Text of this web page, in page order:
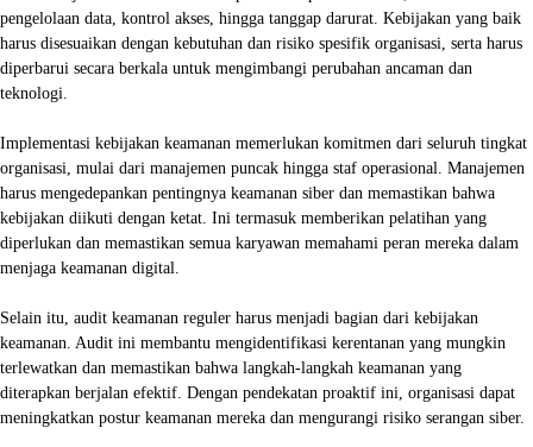
pengelolaan data, kontrol akses, hingga tanggap darurat. Kebijakan yang baik
harus disesuaikan dengan kebutuhan dan risiko spesifik organisasi, serta harus
diperbarui secara berkala untuk mengimbangi perubahan ancaman dan
teknologi.
Implementasi kebijakan keamanan memerlukan komitmen dari seluruh tingkat
organisasi, mulai dari manajemen puncak hingga staf operasional. Manajemen
harus mengedepankan pentingnya keamanan siber dan memastikan bahwa
kebijakan diikuti dengan ketat. Ini termasuk memberikan pelatihan yang
diperlukan dan memastikan semua karyawan memahami peran mereka dalam
menjaga keamanan digital.
Selain itu, audit keamanan reguler harus menjadi bagian dari kebijakan
keamanan. Audit ini membantu mengidentifikasi kerentanan yang mungkin
terlewatkan dan memastikan bahwa langkah-langkah keamanan yang
diterapkan berjalan efektif. Dengan pendekatan proaktif ini, organisasi dapat
meningkatkan postur keamanan mereka dan mengurangi risiko serangan siber.